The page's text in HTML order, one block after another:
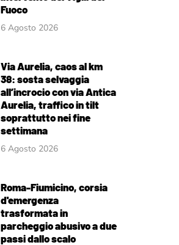
Fuoco
6 Agosto 2026
Via Aurelia, caos al km
38: sosta selvaggia
all’incrocio con via Antica
Aurelia, traffico in tilt
soprattutto nei fine
settimana
6 Agosto 2026
Roma-Fiumicino, corsia
d'emergenza
trasformata in
parcheggio abusivo a due
passi dallo scalo